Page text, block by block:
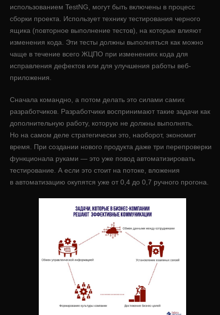
использованием TestNG, могут быть включены в процесс
сборки проекта. Использует технику тестирования черного
ящика (повторное выполнение тестов), на которые влияют
изменения кода. Эти тесты должны выполняться как можно
чаще в течение всего ЖЦПО при изменениях кода для
исправления дефектов или для улучшения работы веб-
приложения.
Сначала командно, а потом делать это силами самих
разработчиков. Разработчики воспринимают такие задачи как
дополнительную работу, которую не должны выполнять.
Но на самом деле стратегически это, наоборот, экономит
время. При создании нового продукта даже три перепроверки
функционала руками — это уже повод автоматизировать
тестирование. А если это стоит на потоке, вложения
в автоматизацию окупятся уже от 0,4 до 0,7 ручного прогона.